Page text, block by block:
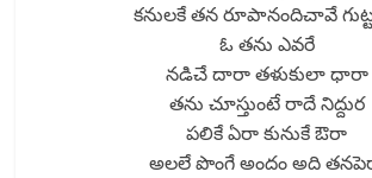
కనులకే తన రూపానందిచావే
ఓ తను ఎవరే
నడిచే దారా తళుకులా ధారా
తను చూస్తుంటే రాదే నిద్దుర
పలికే ఏరా కునుకే ఔరా
అలలే పొంగే అందం అది